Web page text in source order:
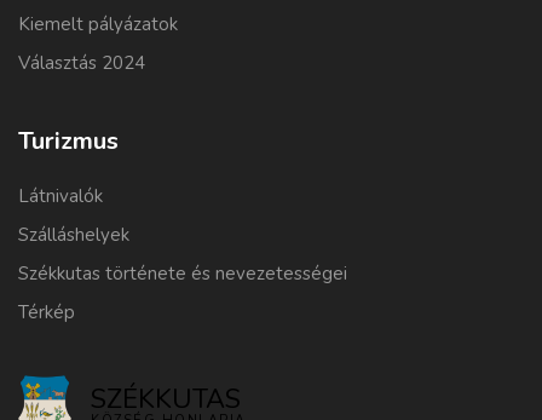
Kiemelt pályázatok
Választás 2024
Turizmus
Látnivalók
Szálláshelyek
Székkutas története és nevezetességei
Térkép
SZÉKKUTAS